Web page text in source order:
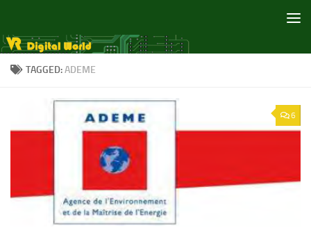
TAGGED:ADEME
6